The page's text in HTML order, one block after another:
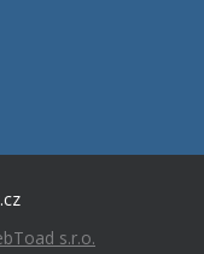
s.r.o.